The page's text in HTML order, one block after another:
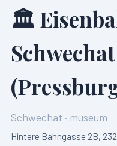
🏛️
Schwechat
Schwechat · museum
Hintere Bahngasse 2B,